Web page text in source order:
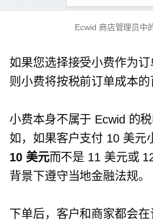
Ecwid 商店管理员中
如果您选择接受小费作为订
则小费将按税前订单成本的
小费本身不属于 Ecwid 的
如，如果客户支付 10 美元
10 美元而不是 11 美元或
背景下遵守当地金融法规。
下单后，客户和商家都会